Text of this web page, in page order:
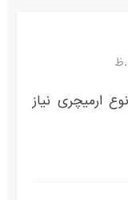
ارمیچری نیاز